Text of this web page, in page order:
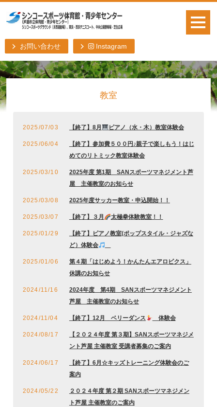
お問い合わせ Instagram
教室
2025/07/03 【終了】8月 ピアノ（水・木）教室体験会
2025/06/04
【終了】参加費５００円♪親子で楽しもう！はじ
めてのリトミック教室体験会
2025/03/10
2025年度 第1期 SANスポーツマネジメント芦
屋 主催教室のお知らせ
2025/03/08 2025年度サッカー教室・申込開始！！
2025/03/07 【終了】３月 太極拳体験教室！！
2025/01/29
【終了】ピアノ教室(ポップスタイル・ジャズな
ど）体験会
2025/01/06
第４期「はじめよう！かんたんエアロビクス」
休講のお知らせ
2024/11/16
2024年度 第4期 SANスポーツマネジメント
芦屋 主催教室のお知らせ
2024/11/04 【終了】12月 ベリーダンス 体験会
2024/08/17
【２０２４年度 第３期】SANスポーツマネジメ
ント芦屋 主催教室 受講者募集のご案内
2024/06/17
【終了】6月☆キッズトレーニング体験会のご
案内
2024/05/22
２０２４年度 第２期 SANスポーツマネジメン
ト芦屋 主催教室のご案内